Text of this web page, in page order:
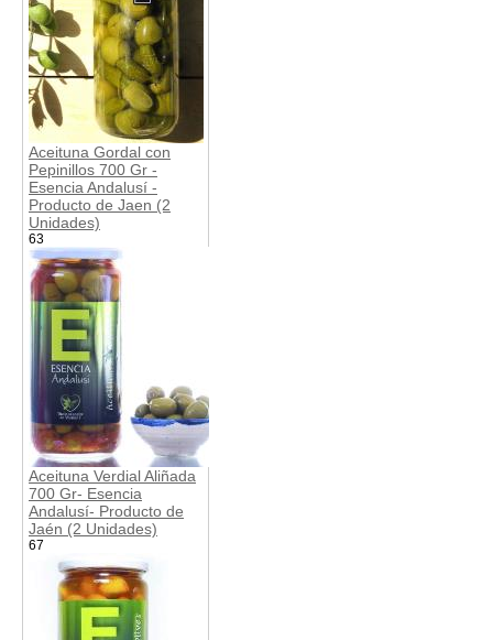
Aceituna Gordal con
Pepinillos 700 Gr -
Esencia Andalusí -
Producto de Jaen (2
Unidades)
63
Aceituna Verdial Aliñada
700 Gr- Esencia
Andalusí- Producto de
Jaén (2 Unidades)
67